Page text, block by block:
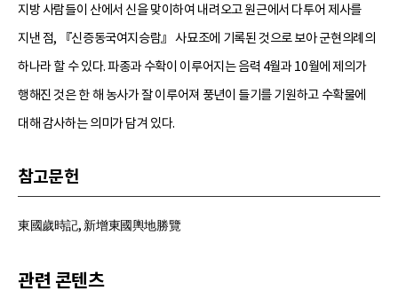
지방 사람들이 산에서 신을 맞이하여 내려오고 원근에서 다투어 제사를
지낸 점, 『신증동국여지승람』 사묘조에 기록된 것으로 보아 군현의례의
하나라 할 수 있다. 파종과 수확이 이루어지는 음력 4월과 10월에 제의가
행해진 것은 한 해 농사가 잘 이루어져 풍년이 들기를 기원하고 수확물에
대해 감사하는 의미가 담겨 있다.
참고문헌
東國歲時記, 新增東國輿地勝覽
관련 콘텐츠